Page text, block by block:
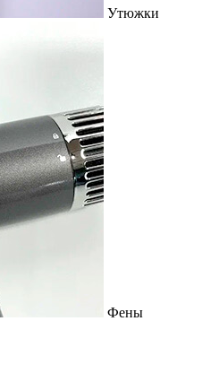
Утюжки
Фены